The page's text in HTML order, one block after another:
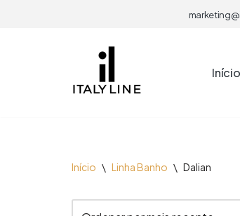
Início
Início \ Linha Banho \ Dalian